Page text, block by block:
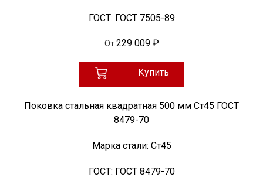
ГОСТ: ГОСТ 7505-89
От 229 009 ₽
Купить
Поковка стальная квадратная 500 мм Ст45 ГОСТ
8479-70
Марка стали: Ст45
ГОСТ: ГОСТ 8479-70